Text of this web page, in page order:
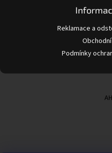
Reklamace a
Podmínky